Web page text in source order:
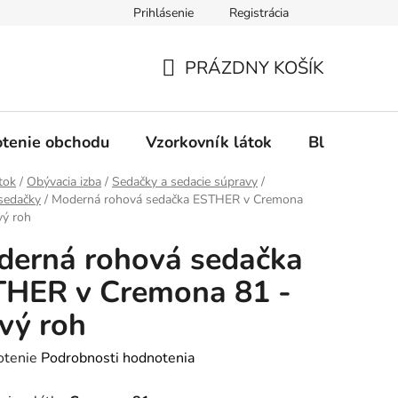
Ochrana osobných údajov Spôsob platby
Prihlásenie Registrácia
KOŠÍK
PRÁZDNY KOŠÍK
obchodu Vzorkovník látok Blog
/ Obývacia izba / Sedačky a sedacie súpravy /
/ Moderná rohová sedačka ESTHER v Cremona
roh
rohová sedačka
v Cremona 81 -
roh
Podrobnosti hodnotenia